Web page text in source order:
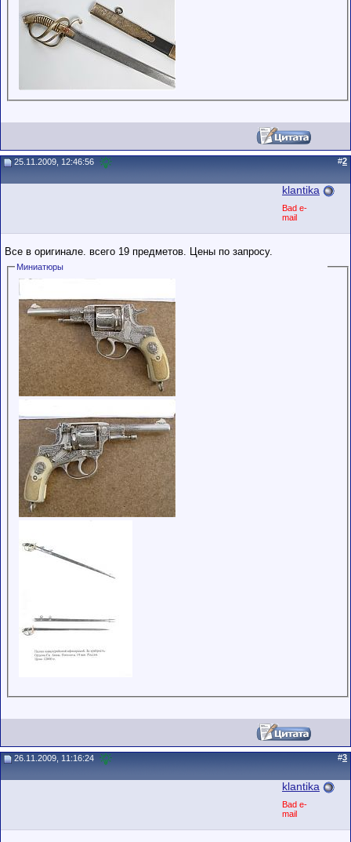
25.11.2009, 12:46:56 #2
klantika
Bad e-
mail
Все в оригинале. всего 19 предметов. Цены по запросу.
Миниатюры
26.11.2009, 11:16:24 #3
klantika
Bad e-
mail